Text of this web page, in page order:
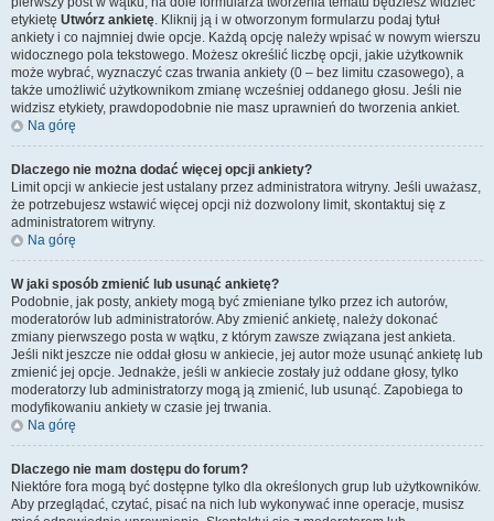
etykietę Utwórz ankietę. Kliknij ją i w otworzonym formularzu podaj tytuł
ankiety i co najmniej dwie opcje. Każdą opcję należy wpisać w nowym wierszu
widocznego pola tekstowego. Możesz określić liczbę opcji, jakie użytkownik
może wybrać, wyznaczyć czas trwania ankiety (0 – bez limitu czasowego), a
także umożliwić użytkownikom zmianę wcześniej oddanego głosu. Jeśli nie
widzisz etykiety, prawdopodobnie nie masz uprawnień do tworzenia ankiet.
Na górę
Dlaczego nie można dodać więcej opcji ankiety?
Limit opcji w ankiecie jest ustalany przez administratora witryny. Jeśli uważasz,
że potrzebujesz wstawić więcej opcji niż dozwolony limit, skontaktuj się z
administratorem witryny.
Na górę
W jaki sposób zmienić lub usunąć ankietę?
Podobnie, jak posty, ankiety mogą być zmieniane tylko przez ich autorów,
moderatorów lub administratorów. Aby zmienić ankietę, należy dokonać
zmiany pierwszego posta w wątku, z którym zawsze związana jest ankieta.
Jeśli nikt jeszcze nie oddał głosu w ankiecie, jej autor może usunąć ankietę lub
zmienić jej opcje. Jednakże, jeśli w ankiecie zostały już oddane głosy, tylko
moderatorzy lub administratorzy mogą ją zmienić, lub usunąć. Zapobiega to
modyfikowaniu ankiety w czasie jej trwania.
Na górę
Dlaczego nie mam dostępu do forum?
Niektóre fora mogą być dostępne tylko dla określonych grup lub użytkowników.
Aby przeglądać, czytać, pisać na nich lub wykonywać inne operacje, musisz